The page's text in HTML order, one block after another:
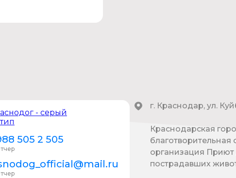
505 2 505
г. Краснодар, ул.
Краснодарская
благотворительная
организация Приют
пострадавших